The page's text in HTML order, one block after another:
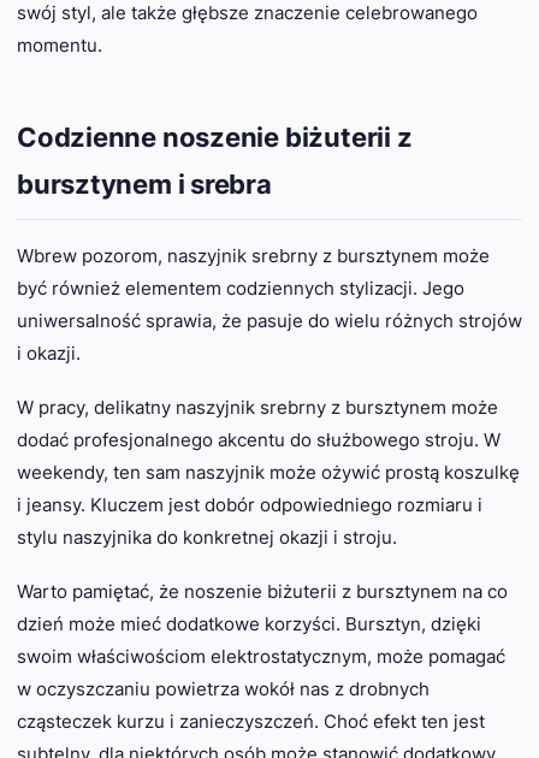
swój styl, ale także głębsze znaczenie celebrowanego
momentu.
Codzienne noszenie biżuterii z
bursztynem i srebra
Wbrew pozorom, naszyjnik srebrny z bursztynem może
być również elementem codziennych stylizacji. Jego
uniwersalność sprawia, że pasuje do wielu różnych strojów
i okazji.
W pracy, delikatny naszyjnik srebrny z bursztynem może
dodać profesjonalnego akcentu do służbowego stroju. W
weekendy, ten sam naszyjnik może ożywić prostą koszulkę
i jeansy. Kluczem jest dobór odpowiedniego rozmiaru i
stylu naszyjnika do konkretnej okazji i stroju.
Warto pamiętać, że noszenie biżuterii z bursztynem na co
dzień może mieć dodatkowe korzyści. Bursztyn, dzięki
swoim właściwościom elektrostatycznym, może pomagać
w oczyszczaniu powietrza wokół nas z drobnych
cząsteczek kurzu i zanieczyszczeń. Choć efekt ten jest